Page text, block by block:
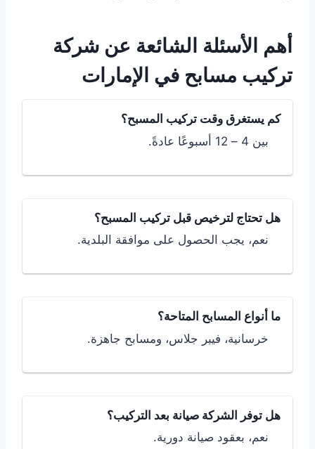
أهم الأسئلة الشائعة عن شركة
تركيب مسابح في الإمارات
كم يستغرق وقت تركيب المسبح؟
بين 4 – 12 أسبوعًا عادةً.
هل تحتاج لترخيص قبل تركيب المسبح؟
نعم، يجب الحصول على موافقة البلدية.
ما أنواع المسابح المتاحة؟
خرسانية، فيبر جلاس، ومسابح جاهزة.
هل توفر الشركة صيانة بعد التركيب؟
نعم، بعقود صيانة دورية.